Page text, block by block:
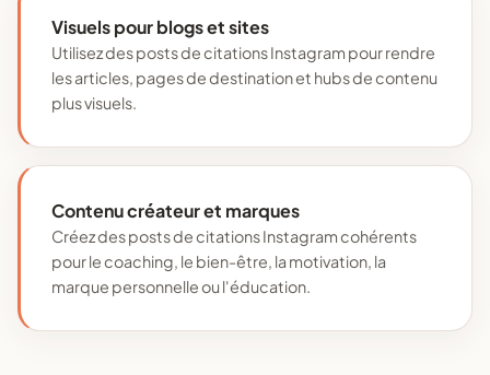
Visuels pour blogs et sites
Utilisez des posts de citations Instagram pour rendre
les articles, pages de destination et hubs de contenu
plus visuels.
Contenu créateur et marques
Créez des posts de citations Instagram cohérents
pour le coaching, le bien-être, la motivation, la
marque personnelle ou l'éducation.